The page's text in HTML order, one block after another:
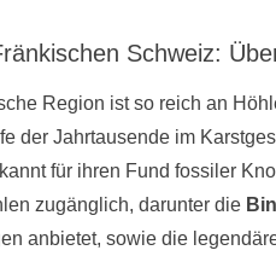
Schweiz:
Region ist so reich an
der Jahrtausende im
für ihren Fund fossiler
zugänglich, darunter die
anbietet, sowie die